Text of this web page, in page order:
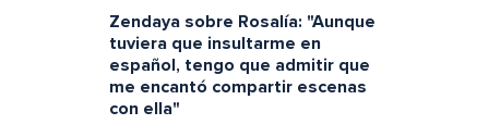
Zendaya sobre Rosalía: "Aunque
tuviera que insultarme en
español, tengo que admitir que
me encantó compartir escenas
con ella"